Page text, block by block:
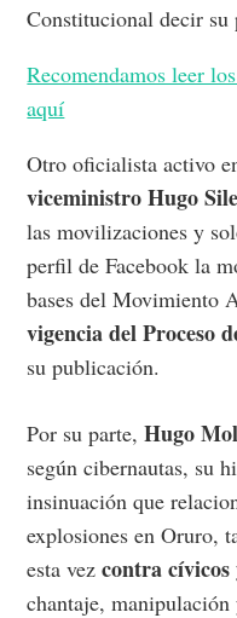
Constitucional decir su
Recomendamos leer
aquí
Otro oficialista activo
viceministro Hugo
las movilizaciones y
perfil de Facebook la
bases del Movimiento
vigencia del Proceso
su publicación.
Por su parte,Hugo
según cibernautas, su
insinuación que
explosiones en Oruro,
esta vezcontra cívicos
chantaje,